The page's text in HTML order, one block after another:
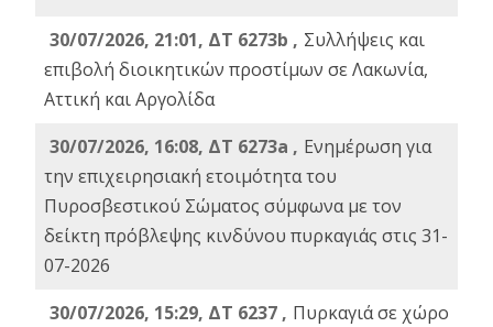
30/07/2026, 21:01, ΔΤ 6273b , Συλλήψεις και
επιβολή διοικητικών προστίμων σε Λακωνία,
Αττική και Αργολίδα
30/07/2026, 16:08, ΔΤ 6273a , Ενημέρωση για
την επιχειρησιακή ετοιμότητα του
Πυροσβεστικού Σώματος σύμφωνα με τον
δείκτη πρόβλεψης κινδύνου πυρκαγιάς στις 31-
07-2026
30/07/2026, 15:29, ΔΤ 6237 , Πυρκαγιά σε χώρο